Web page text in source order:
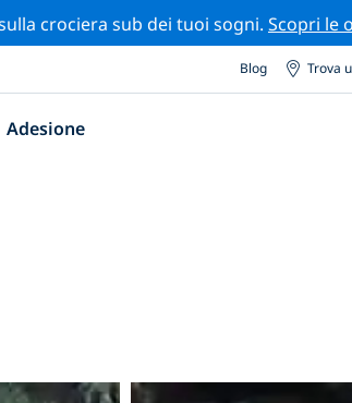
crociera sub dei tuoi sogni. Scopri le
Blog Trova
Adesione